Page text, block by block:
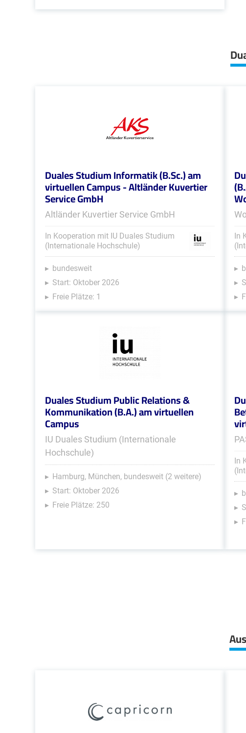
Duales Studium Informatik (B.Sc.) am
virtuellen Campus - Altländer Kuvertier
Service GmbH
Altländer Kuvertier Service GmbH
In Kooperation mit IU Duales Studium
(Internationale Hochschule)
bundesweit
Start: Oktober 2026
Freie Plätze: 1
In
Duales Studium Public Relations &
Kommunikation (B.A.) am virtuellen
Campus
IU Duales Studium (Internationale
Hochschule)
Hamburg, München, bundesweit (2 weitere)
Start: Oktober 2026
Freie Plätze: 250
In